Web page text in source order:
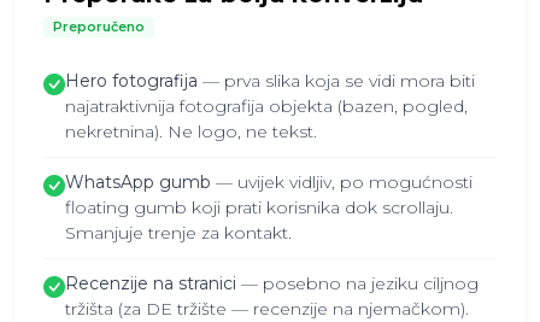
Preporučeno
Hero fotografija — prva slika koja se vidi mora biti
najatraktivnija fotografija objekta (bazen, pogled,
nekretnina). Ne logo, ne tekst.
WhatsApp gumb — uvijek vidljiv, po mogućnosti
floating gumb koji prati korisnika dok scrollaju.
Smanjuje trenje za kontakt.
Recenzije na stranici — posebno na jeziku ciljnog
tržišta (za DE tržište — recenzije na njemačkom).